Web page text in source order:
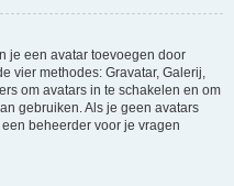
je een avatar toevoegen door
vier methodes: Gravatar, Galerij,
om avatars in te schakelen en om
gebruiken. Als je geen avatars
beheerder voor je vragen